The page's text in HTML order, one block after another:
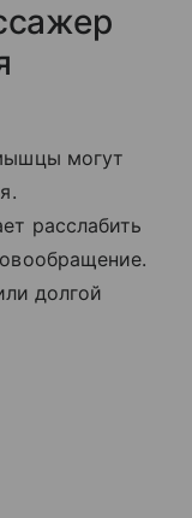
могут
расслабить
долгой